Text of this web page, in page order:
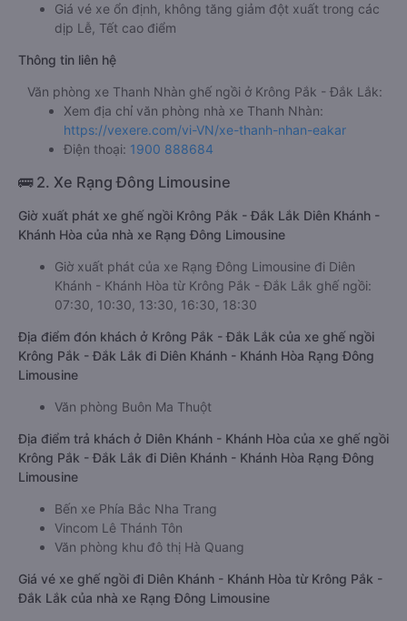
Giá vé xe ổn định, không tăng giảm đột xuất trong các
dịp Lễ, Tết cao điểm
Thông tin liên hệ
Văn phòng xe Thanh Nhàn ghế ngồi ở Krông Pắk - Đắk Lắk:
Xem địa chỉ văn phòng nhà xe Thanh Nhàn:
https://vexere.com/vi-VN/xe-thanh-nhan-eakar
Điện thoại: 1900 888684
🚌 2. Xe Rạng Đông Limousine
Giờ xuất phát xe ghế ngồi Krông Pắk - Đắk Lắk Diên Khánh -
Khánh Hòa của nhà xe Rạng Đông Limousine
Giờ xuất phát của xe Rạng Đông Limousine đi Diên
Khánh - Khánh Hòa từ Krông Pắk - Đắk Lắk ghế ngồi:
07:30, 10:30, 13:30, 16:30, 18:30
Địa điểm đón khách ở Krông Pắk - Đắk Lắk của xe ghế ngồi
Krông Pắk - Đắk Lắk đi Diên Khánh - Khánh Hòa Rạng Đông
Limousine
Văn phòng Buôn Ma Thuột
Địa điểm trả khách ở Diên Khánh - Khánh Hòa của xe ghế ngồi
Krông Pắk - Đắk Lắk đi Diên Khánh - Khánh Hòa Rạng Đông
Limousine
Bến xe Phía Bắc Nha Trang
Vincom Lê Thánh Tôn
Văn phòng khu đô thị Hà Quang
Giá vé xe ghế ngồi đi Diên Khánh - Khánh Hòa từ Krông Pắk -
Đắk Lắk của nhà xe Rạng Đông Limousine